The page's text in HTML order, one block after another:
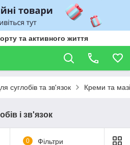
та активного життя
суглобів та зв'язок Креми та
і зв'язок
0 Фільтри